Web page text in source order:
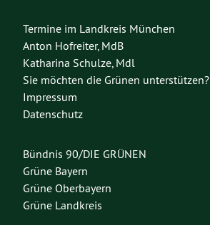
Termine im Landkreis München
Anton Hofreiter, MdB
Katharina Schulze, Mdl
Sie möchten die Grünen unterstützen?
Impressum
Datenschutz
Bündnis 90/DIE GRÜNEN
Grüne Bayern
Grüne Oberbayern
Grüne Landkreis